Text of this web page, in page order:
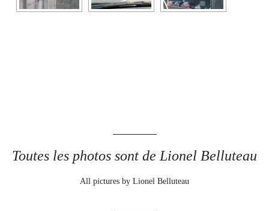
Toutes les photos sont de Lionel Belluteau
All pictures by Lionel Belluteau